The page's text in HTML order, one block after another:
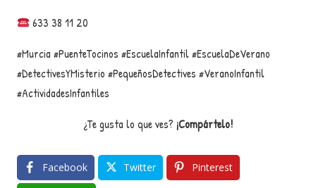
633 38 11 20
#Murcia #PuenteTocinos #EscuelaInfantil #EscuelaDeVerano
#DetectivesYMisterio #PequeñosDetectives #VeranoInfantil
#ActividadesInfantiles
¿Te gusta lo que ves? ¡Compártelo!
Facebook Twitter Pinterest